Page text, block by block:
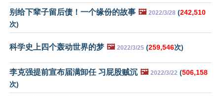
别给下辈子留后债！一个缘份的故事 🖼️ 2022/3/28 (242,510
次)
科学史上四个轰动世界的梦 🖼️ 2022/3/25 (259,546次)
李克强提前宣布届满卸任 习屁股贼沉 🖼️ 2022/3/22 (506,158
次)